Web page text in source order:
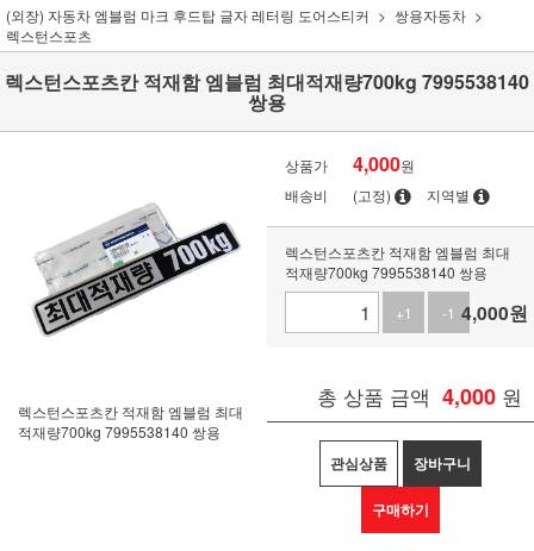
(외장) 자동차 엠블럼 마크 후드탑 글자 레터링 도어스티커
쌍용자동차
렉스턴스포츠
렉스턴스포츠칸 적재함 엠블럼 최대적재량700kg 7995538140
쌍용
렉스턴스포츠칸 적재함 엠블럼 최대
적재량700kg 7995538140 쌍용
상품가 4,000원
배송비
(고정) 지역별
렉스턴스포츠칸 적재함 엠블럼 최대
적재량700kg 7995538140 쌍용
+1
-1 4,000원
총 상품 금액 4,000 원
관심상품 장바구니
구매하기